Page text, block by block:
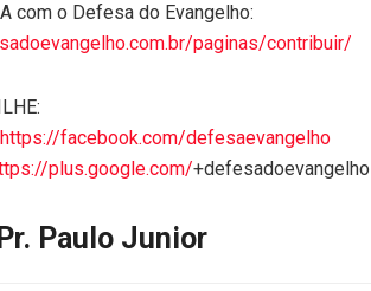
com o Defesa do Evangelho:
paginas/contribuir/
https://facebook.com/defesaevangelho
plus.google.com/+defesadoevangelho
Paulo Junior